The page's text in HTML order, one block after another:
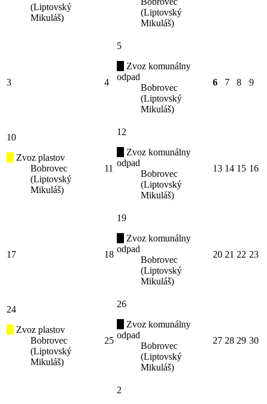
(Liptovský
Mikuláš)
(Liptovský
Mikuláš)
3 4
5
Zvoz komunálny
odpad
Bobrovec
(Liptovský
Mikuláš)
6 7 8 9
10
Zvoz plastov
Bobrovec
(Liptovský
Mikuláš)
11
12
Zvoz komunálny
odpad
Bobrovec
(Liptovský
Mikuláš)
13 14 15 16
17 18
19
Zvoz komunálny
odpad
Bobrovec
(Liptovský
Mikuláš)
20 21 22 23
24
Zvoz plastov
Bobrovec
(Liptovský
Mikuláš)
25
26
Zvoz komunálny
odpad
Bobrovec
(Liptovský
Mikuláš)
27 28 29 30
2